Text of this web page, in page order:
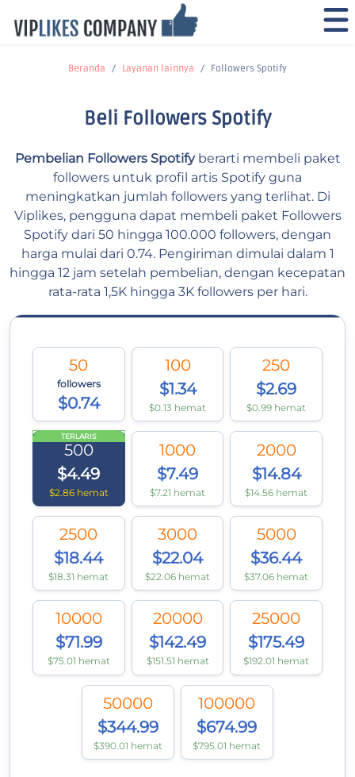
Beranda Layanan lainnya Followers Spotify
Beli Followers Spotify
Pembelian Followers Spotifyberarti membeli paket
followers untuk profil artis Spotify guna
meningkatkan jumlah followers yang terlihat. Di
Viplikes, pengguna dapat membeli paket Followers
Spotify dari 50 hingga 100.000 followers, dengan
harga mulai dari 0.74. Pengiriman dimulai dalam 1
hingga 12 jam setelah pembelian, dengan kecepatan
rata-rata 1,5K hingga 3K followers per hari.
50
followers
$0.74
100
$1.34
$0.13 hemat
250
$2.69
$0.99 hemat
TERLARIS
500
$4.49
$2.86 hemat
1000
$7.49
$7.21 hemat
2000
$14.84
$14.56 hemat
2500
$18.44
$18.31 hemat
3000
$22.04
$22.06 hemat
5000
$36.44
$37.06 hemat
10000
$71.99
$75.01 hemat
20000
$142.49
$151.51 hemat
25000
$175.49
$192.01 hemat
50000
$344.99
$390.01 hemat
100000
$674.99
$795.01 hemat